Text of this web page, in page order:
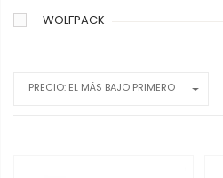
WOLFPACK
PRECIO: EL MÁS BAJO PRIMERO